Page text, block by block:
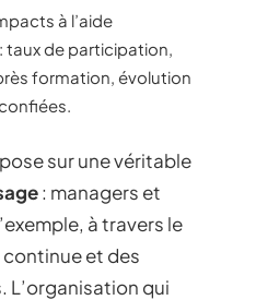
à l’aide
taux de participation,
formation, évolution
sur une véritable
: managers et
à travers le
et des
qui